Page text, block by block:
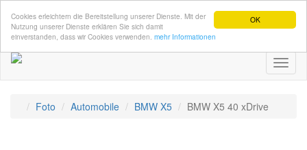
OK
Cookies erleichtern die Bereitstellung unserer Dienste. Mit der
Nutzung unserer Dienste erklären Sie sich damit
einverstanden, dass wir Cookies verwenden. mehr Informationen
Foto Automobile BMW X5 BMW X5 40 xDrive